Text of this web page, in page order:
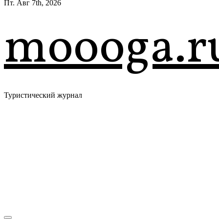
Пт. Авг 7th, 2026
Туристический журнал